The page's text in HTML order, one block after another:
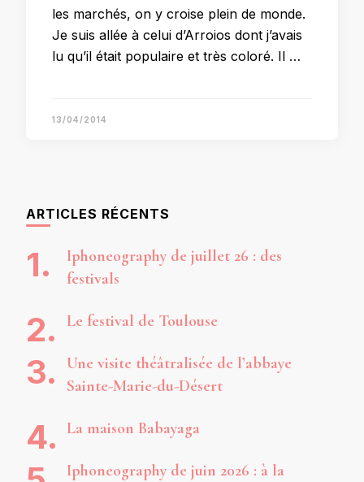
les marchés, on y croise plein de monde.
Je suis allée à celui d’Arroios dont j’avais
lu qu’il était populaire et très coloré. Il …
13/04/2014
ARTICLES RÉCENTS
Iphoneography de juillet 26 : des
festivals
Le festival de Toulouse
Une visite théâtralisée de l’abbaye
Sainte-Marie-du-Désert
La maison Babayaga
Iphoneography de juin 2026 : à la